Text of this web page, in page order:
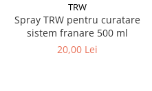
TRW
Spray TRW pentru curatare
sistem franare 500 ml
20,00 Lei